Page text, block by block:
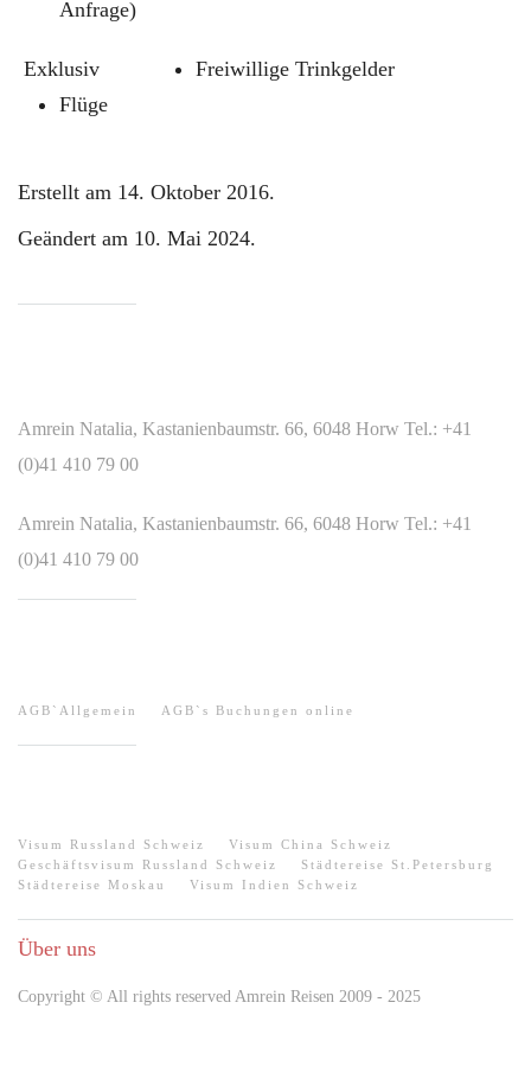
Anfrage)
Exklusiv
Freiwillige Trinkgelder
Flüge
Erstellt am 14. Oktober 2016.
Geändert am 10. Mai 2024.
Amrein Natalia, Kastanienbaumstr. 66, 6048 Horw Tel.: +41
(0)41 410 79 00
Amrein Natalia, Kastanienbaumstr. 66, 6048 Horw Tel.: +41
(0)41 410 79 00
AGB`Allgemein AGB`s Buchungen online
Visum Russland Schweiz
Visum China Schweiz
Geschäftsvisum Russland Schweiz
Städtereise St.Petersburg
Städtereise Moskau
Visum Indien Schweiz
Über uns
Copyright © All rights reserved Amrein Reisen 2009 - 2025